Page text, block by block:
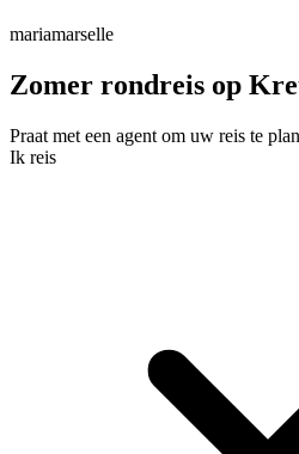
mariamarselle
Zomer rondreis op
Praat met een agent om uw reis te
Ik reis